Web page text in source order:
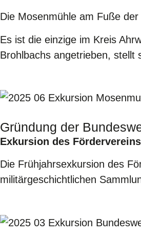
Die Mosenmühle am Fuße
Es ist die einzige im Kreis
Brohlbachs angetrieben, stellt
Gründung der
Exkursion des
Die Frühjahrsexkursion des
militärgeschichtlichen